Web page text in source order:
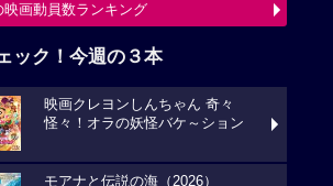
映画動員数ランキング
ック！今週の３本
映画クレヨンしんちゃん 奇々
怪々！オラの妖怪バケ～ション
モアナと伝説の海（2026）